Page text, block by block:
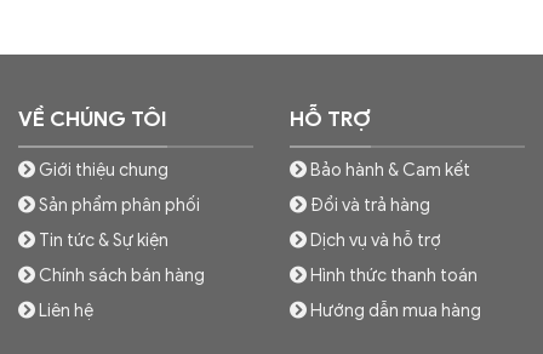
VỀ CHÚNG TÔI
Giới thiệu chung
Sản phẩm phân phối
Tin tức & Sự kiện
Chính sách bán hàng
Liên hệ
HỖ TRỢ
Bảo hành & Cam kết
Đổi và trả hàng
Dịch vụ và hỗ trợ
Hình thức thanh toán
Hướng dẫn mua hàng